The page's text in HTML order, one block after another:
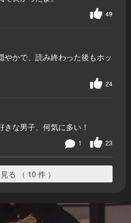
49
やかで、読み終わった後もホッ
24
な男子、何気に多い！
23
1
る （ 10 件 ）